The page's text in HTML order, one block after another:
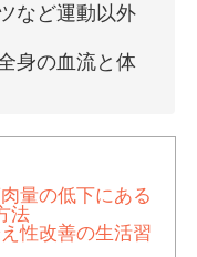
など運動以外
身の血流と体
量の低下にある
法
性改善の生活習